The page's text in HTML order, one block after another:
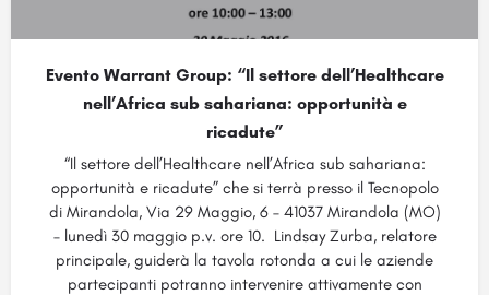
Evento Warrant Group: “Il settore dell’Healthcare
nell’Africa sub sahariana: opportunità e
ricadute”
“Il settore dell’Healthcare nell’Africa sub sahariana:
opportunità e ricadute” che si terrà presso il Tecnopolo
di Mirandola, Via 29 Maggio, 6 – 41037 Mirandola (MO)
– lunedì 30 maggio p.v. ore 10. Lindsay Zurba, relatore
principale, guiderà la tavola rotonda a cui le aziende
partecipanti potranno intervenire attivamente con